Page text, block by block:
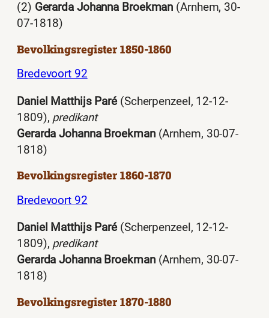
(2) Gerarda Johanna Broekman (Arnhem, 30-
07-1818)
Bevolkingsregister 1850-1860
Bredevoort 92
Daniel Matthijs Paré(Scherpenzeel, 12-12-
1809), predikant
Gerarda Johanna Broekman(Arnhem, 30-07-
1818)
Bevolkingsregister 1860-1870
Bredevoort 92
Daniel Matthijs Paré(Scherpenzeel, 12-12-
1809), predikant
Gerarda Johanna Broekman(Arnhem, 30-07-
1818)
Bevolkingsregister 1870-1880